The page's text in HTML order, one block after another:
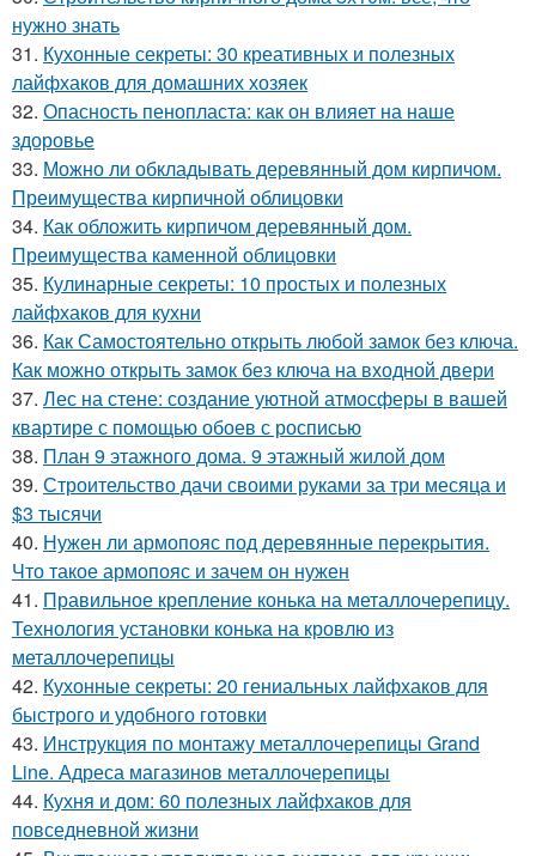
нужно знать
31. Кухонные секреты: 30 креативных и полезных
лайфхаков для домашних хозяек
32. Опасность пенопласта: как он влияет на наше
здоровье
33. Можно ли обкладывать деревянный дом кирпичом.
Преимущества кирпичной облицовки
34. Как обложить кирпичом деревянный дом.
Преимущества каменной облицовки
35. Кулинарные секреты: 10 простых и полезных
лайфхаков для кухни
36. Как Самостоятельно открыть любой замок без ключа.
Как можно открыть замок без ключа на входной двери
37. Лес на стене: создание уютной атмосферы в вашей
квартире с помощью обоев с росписью
38. План 9 этажного дома. 9 этажный жилой дом
39. Строительство дачи своими руками за три месяца и
$3 тысячи
40. Нужен ли армопояс под деревянные перекрытия.
Что такое армопояс и зачем он нужен
41. Правильное крепление конька на металлочерепицу.
Технология установки конька на кровлю из
металлочерепицы
42. Кухонные секреты: 20 гениальных лайфхаков для
быстрого и удобного готовки
43. Инструкция по монтажу металлочерепицы Grand
Line. Адреса магазинов металлочерепицы
44. Кухня и дом: 60 полезных лайфхаков для
повседневной жизни